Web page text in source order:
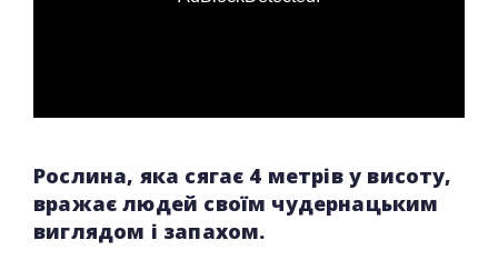
Рослина, яка сягає 4 метрів у висоту,
вражає людей своїм чудернацьким
виглядом і запахом.